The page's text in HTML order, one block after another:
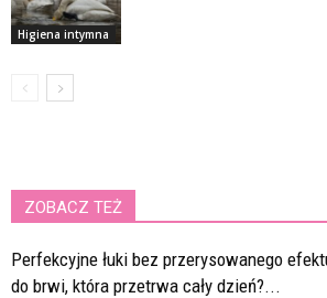
Higiena intymna
ZOBACZ TEŻ
Perfekcyjne łuki bez przerysowanego
do brwi, która przetrwa cały dzień?...